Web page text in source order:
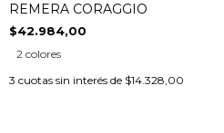
REMERA CORAGGIO
$42.984,00
2 colores
3 cuotas sin interés de $14.328,00